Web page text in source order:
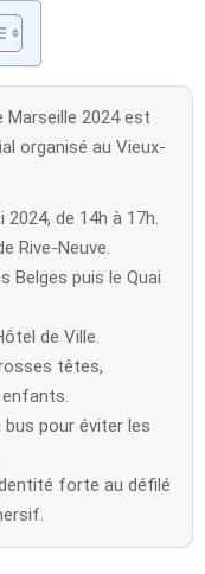
Marseille 2024 est
organisé au Vieux-
de 14h à 17h.
Rive-Neuve.
Belges puis le Quai
de Ville.
têtes,
pour éviter les
forte au défilé